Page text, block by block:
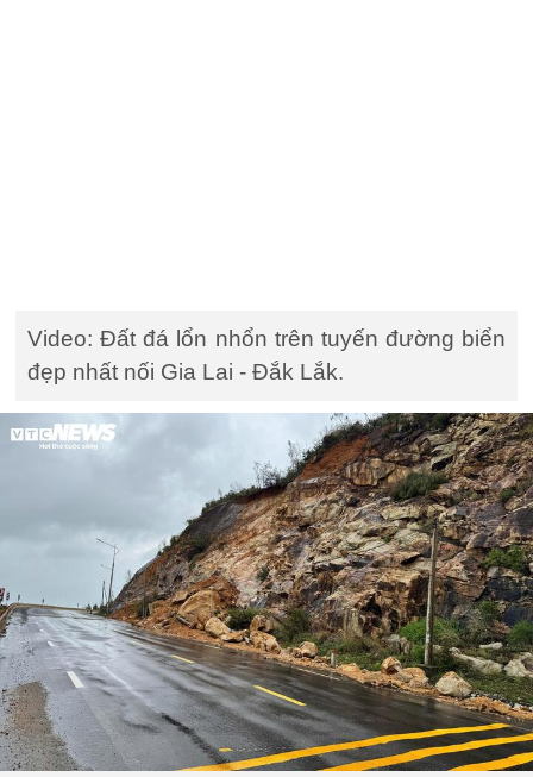
Video: Đất đá lổn nhổn trên tuyến đường biển
đẹp nhất nối Gia Lai - Đắk Lắk.